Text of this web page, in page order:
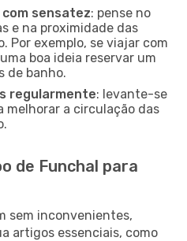
sensatez: pense no
e na proximidade das
Por exemplo, se viajar com
boa ideia reservar um
de banho.
regularmente: levante-se
melhorar a circulação das
de Funchal para
sem inconvenientes,
artigos essenciais, como